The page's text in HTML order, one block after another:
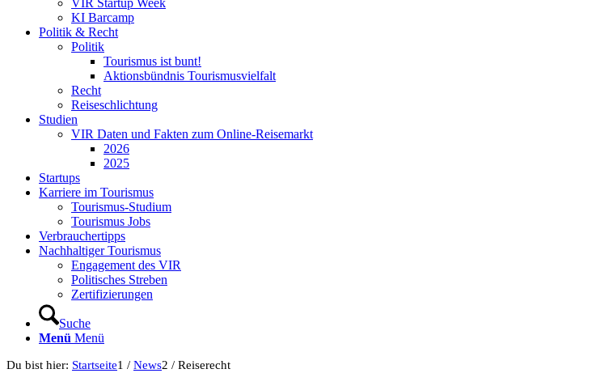
VIR Startup Week
KI Barcamp
Politik & Recht
Politik
Tourismus ist bunt!
Aktionsbündnis Tourismusvielfalt
Recht
Reiseschlichtung
Studien
VIR Daten und Fakten zum Online-Reisemarkt
2026
2025
Startups
Karriere im Tourismus
Tourismus-Studium
Tourismus Jobs
Verbrauchertipps
Nachhaltiger Tourismus
Engagement des VIR
Politisches Streben
Zertifizierungen
Suche
Menü Menü
Du bist hier: Startseite1 / News2 / Reiserecht